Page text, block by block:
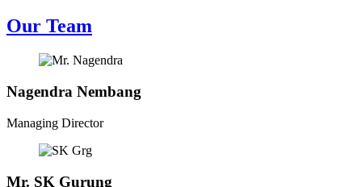
Our Team
Nagendra Nembang
Managing Director
Mr. SK Gurung